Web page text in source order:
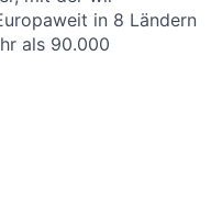
in 8 Ländern
als 90.000